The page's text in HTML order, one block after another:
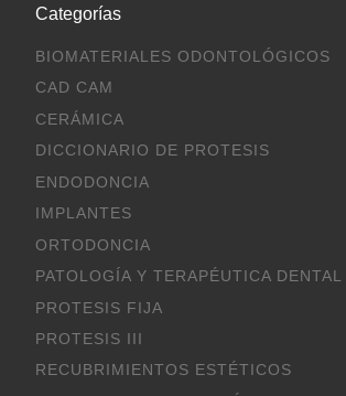
Categorías
BIOMATERIALES ODONTOLÓGICOS
CAD CAM
CERÁMICA
DICCIONARIO DE PROTESIS
ENDODONCIA
IMPLANTES
ORTODONCIA
PATOLOGÍA Y TERAPÉUTICA DENTAL I
PROTESIS FIJA
PROTESIS III
RECUBRIMIENTOS ESTÉTICOS